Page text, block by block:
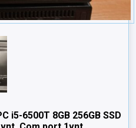
i5-6500T 8GB 256GB SSD